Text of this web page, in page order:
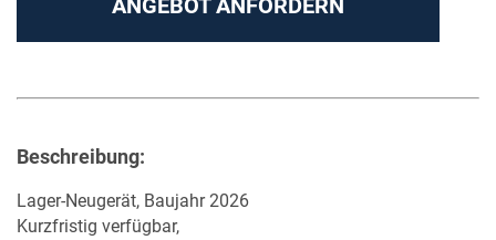
ANGEBOT ANFORDERN
Beschreibung:
Lager-Neugerät, Baujahr 2026
Kurzfristig verfügbar,